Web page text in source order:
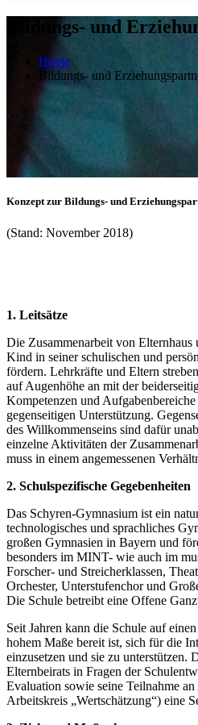
Bildungs- und
Home
Bildungs- und
Konzept zur Bildungs- und
(Stand: November 2018)
1. Leitsätze
Die Zusammenarbeit von
Kind in seiner schulischen und
fördern. Lehrkräfte und Eltern
auf Augenhöhe an mit der
Kompetenzen und
gegenseitigen Unterstützung.
des Willkommenseins sind dafür
einzelne Aktivitäten der
muss in einem angemessenen
2. Schulspezifische Gegebenheiten
Das Schyren-Gymnasium ist ein
technologisches und sprachliches
großen Gymnasien in Bayern und
besonders im MINT- wie auch im
Forscher- und Streicherklassen,
Orchester, Unterstufenchor und
Die Schule betreibt eine Offene
Seit Jahren kann die Schule auf
hohem Maße bereit ist, sich für die
einzusetzen und sie zu unterstützen.
Elternbeirats in Fragen der
Evaluation sowie seine Teilnahme
Arbeitskreis „Wertschätzung“) eine